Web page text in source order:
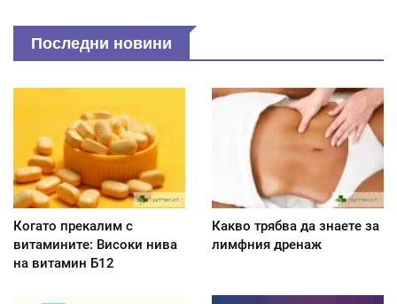
Последни новини
Когато прекалим с
витамините: Високи нива
на витамин Б12
Какво трябва да знаете за
лимфния дренаж